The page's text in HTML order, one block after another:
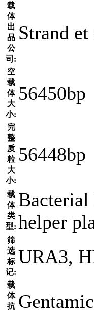
载
体
出
品
公
司:
Strand
空
载
体
大
小:
56450bp
完
整
质
粒
大
小:
56448bp
载
体
类
型: helper
筛
选
标
记:
URA3,
载
体
抗